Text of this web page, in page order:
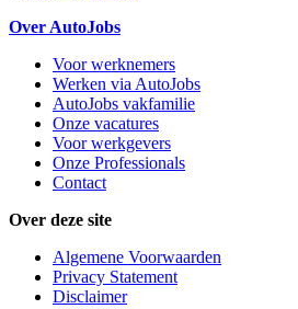
Over AutoJobs
Voor werknemers
Werken via AutoJobs
AutoJobs vakfamilie
Onze vacatures
Voor werkgevers
Onze Professionals
Contact
Over deze site
Algemene Voorwaarden
Privacy Statement
Disclaimer